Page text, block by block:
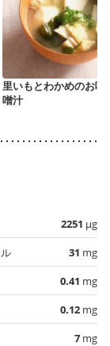
里いもとわかめのお味
噌汁
2251 µg
31 mg
0.41 mg
0.12 mg
7 mg